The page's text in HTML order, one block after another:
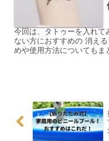
今回は、タトゥーを入れて
ない方におすすめの 消え
めや使用方法についても